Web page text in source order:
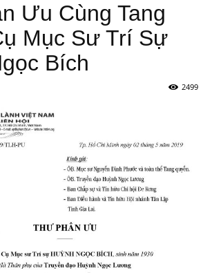
Ưu Cùng Tang
Mục Sư Trí Sự
Bích
2499